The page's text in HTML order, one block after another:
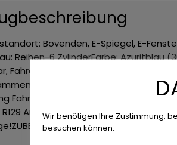
Bovenden, E-Spiegel, E-
Reihen-6 ZylinderFarbe: Azuritblau
Fahrersitz links elektr. verstellbar
Grünes Glas, heizbare
Fahrer und Beifahrer, zusätzliche
Angebote auf unserer
ZUBEHÖRANGABEN OHNE
Wir benötigen Ihre Zustimmung,
besuchen können.